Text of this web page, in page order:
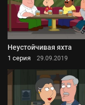
Неустойчивая яхта
1 серия 29.09.2019